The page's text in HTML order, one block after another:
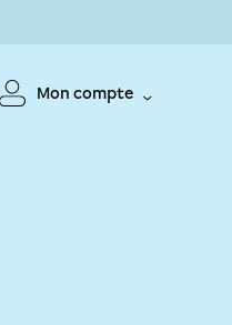
Mon compte